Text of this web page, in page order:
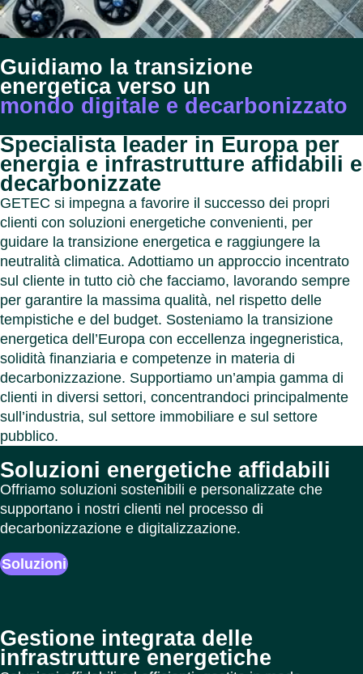
Chiudi
Chiudi
Chiudi
Guidiamo la transizione
energetica verso un
mondo digitale e decarbonizzato
Specialista leader in Europa per
energia e infrastrutture affidabili e
decarbonizzate
GETEC si impegna a favorire il successo dei propri
clienti con soluzioni energetiche convenienti, per
guidare la transizione energetica e raggiungere la
neutralità climatica. Adottiamo un approccio incentrato
sul cliente in tutto ciò che facciamo, lavorando sempre
per garantire la massima qualità, nel rispetto delle
tempistiche e del budget. Sosteniamo la transizione
energetica dell’Europa con eccellenza ingegneristica,
solidità finanziaria e competenze in materia di
decarbonizzazione. Supportiamo un’ampia gamma di
clienti in diversi settori, concentrandoci principalmente
sull’industria, sul settore immobiliare e sul settore
pubblico.
Soluzioni energetiche affidabili
Offriamo soluzioni sostenibili e personalizzate che
supportano i nostri clienti nel processo di
decarbonizzazione e digitalizzazione.
Soluzioni
Gestione integrata delle
infrastrutture energetiche